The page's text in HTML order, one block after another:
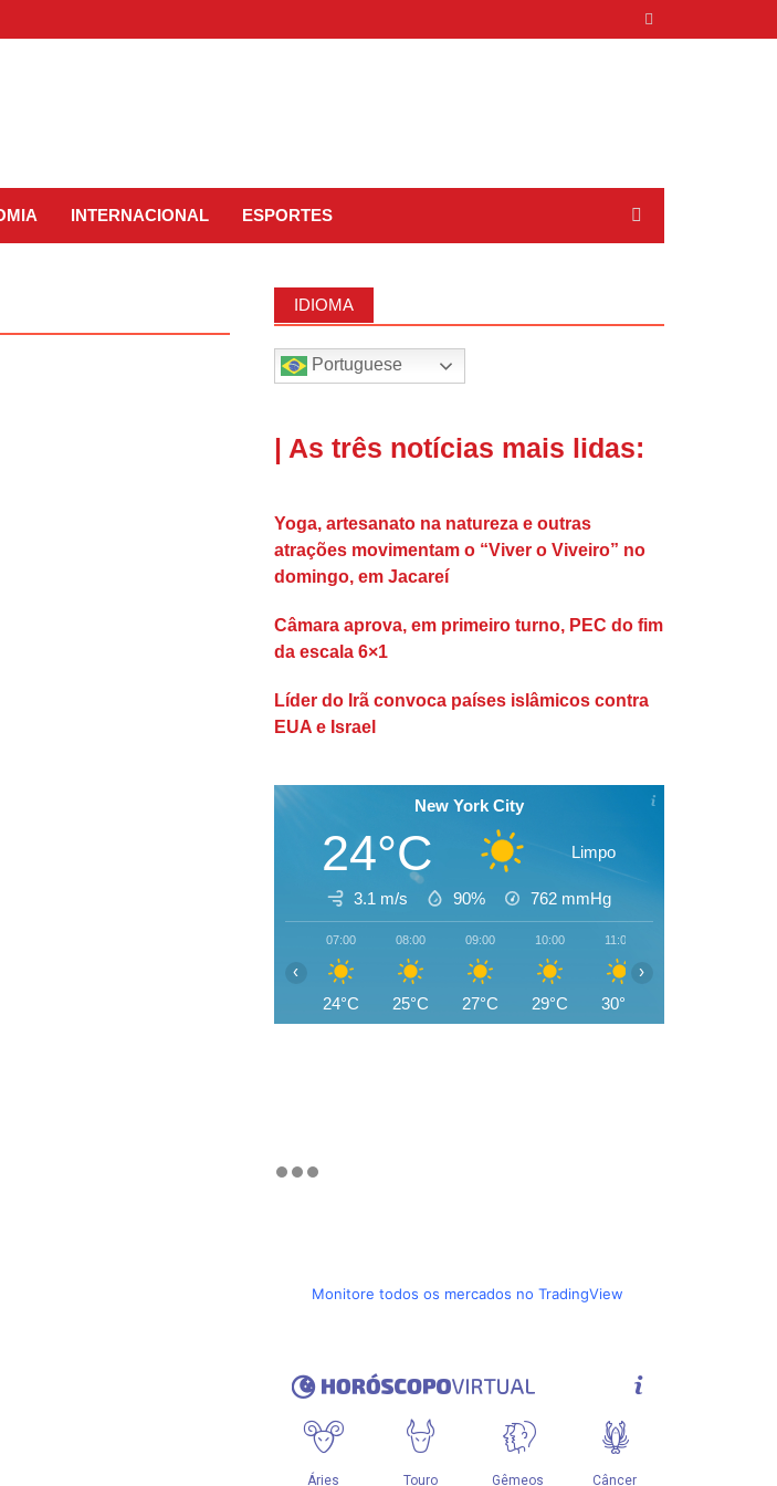
INTERNACIONAL ESPORTES
IDIOMA
Portuguese
| As três notícias mais lidas:
Yoga, artesanato na natureza e outras
atrações movimentam o “Viver o Viveiro” no
domingo, em Jacareí
Câmara aprova, em primeiro turno, PEC do fim
da escala 6×1
Líder do Irã convoca países islâmicos contra
EUA e Israel
New York City
24°C Limpo
3.1 m/s 90% 762 mmHg
07:00
24°C
08:00
25°C
09:00
27°C
10:00
29°C
11:00
30°C
‹ ›
Monitore todos os mercados no TradingView